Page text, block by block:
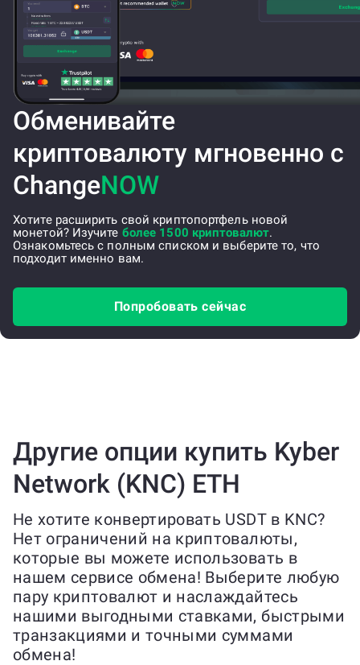
Обменивайте
криптовалюту мгновенно с
ChangeNOW
Хотите расширить свой криптопортфель новой
монетой? Изучите более 1500 криптовалют.
Ознакомьтесь с полным списком и выберите то, что
подходит именно вам.
Попробовать сейчас
Другие опции купить Kyber
Network (KNC) ETH
Не хотите конвертировать USDT в KNC?
Нет ограничений на криптовалюты,
которые вы можете использовать в
нашем сервисе обмена! Выберите любую
пару криптовалют и наслаждайтесь
нашими выгодными ставками, быстрыми
транзакциями и точными суммами
обмена!